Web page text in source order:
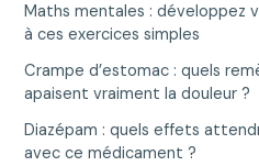
Maths mentales : développez
à ces exercices simples
Crampe d’estomac : quels
apaisent vraiment la douleur ?
Diazépam : quels effets
avec ce médicament ?